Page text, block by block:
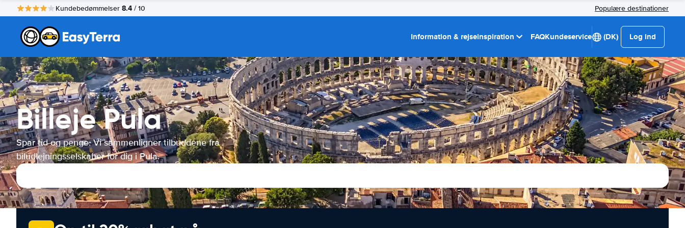
Kundebedømmelser 8.4 / 10 Populære destinationer
Information & rejseinspiration FAQKundeservice (DK) Log ind
Billeje Pula
Spar tid og penge. Vi sammenligner tilbuddene fra
biludlejningsselskaber for dig i Pula.